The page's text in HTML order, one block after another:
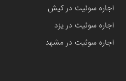
اجاره سوئیت در کیش
اجاره سوئیت در یزد
اجاره سوئیت در مشهد